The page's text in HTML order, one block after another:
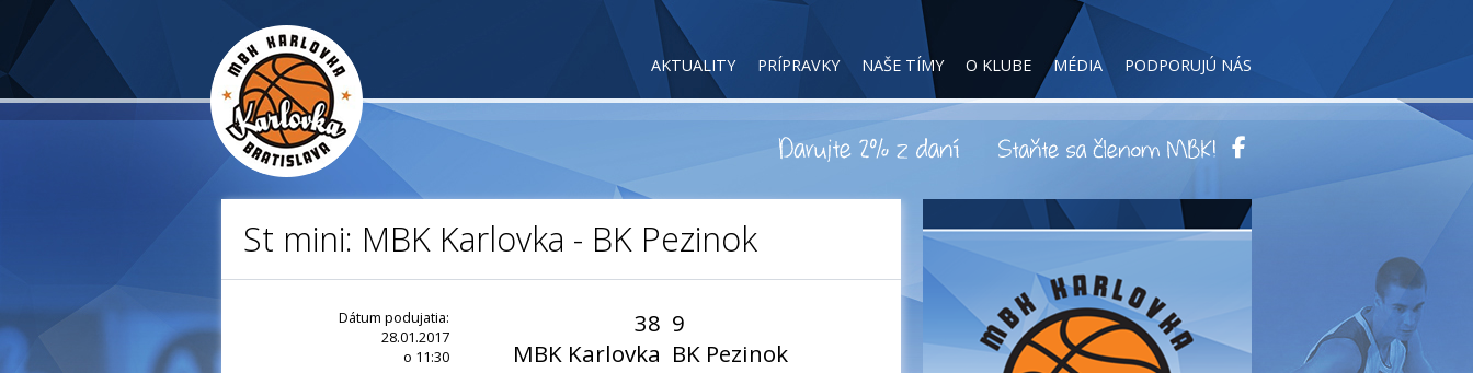
AKTUALITY PRÍPRAVKY NAŠE TÍMY O KLUBE MÉDIA PODPORUJÚ NÁS
St mini: MBK Karlovka - BK Pezinok
Dátum podujatia:
28.01.2017
o 11:30
38
MBK Karlovka
9
BK Pezinok